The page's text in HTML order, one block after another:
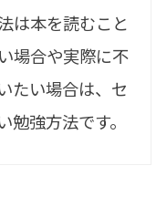
は本を読むこと
場合や実際に不
たい場合は、セ
強方法です。